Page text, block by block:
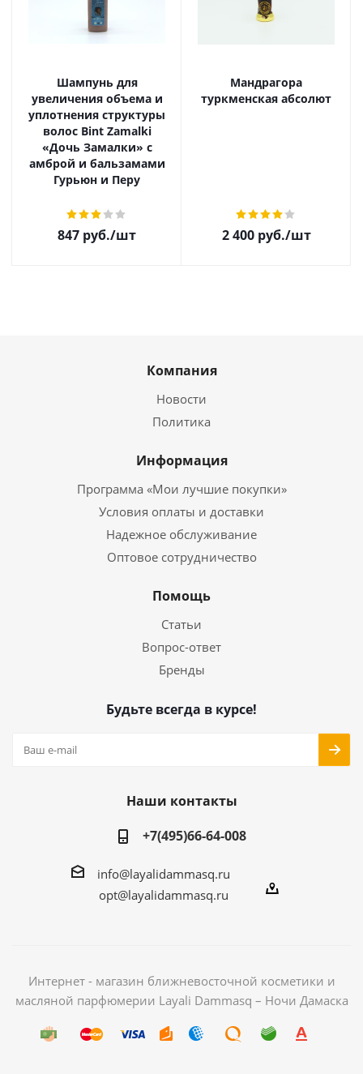
Шампунь для
увеличения объема и
уплотнения структуры
волос Bint Zamalki
«Дочь Замалки» с
амброй и бальзамами
Гурьюн и Перу
847 руб./шт
Мандрагора
туркменская абсолют
2 400руб./шт
Компания
Новости
Политика
Информация
Программа «Мои лучшие покупки»
Условия оплаты и доставки
Надежное обслуживание
Оптовое сотрудничество
Помощь
Статьи
Вопрос-ответ
Бренды
Будьте всегда в курсе!
Наши контакты
+7(495)66-64-008
info@layalidammasq.ru
opt@layalidammasq.ru
Интернет - магазин ближневосточной косметики и
масляной парфюмерии Layali Dammasq – Ночи Дамаска